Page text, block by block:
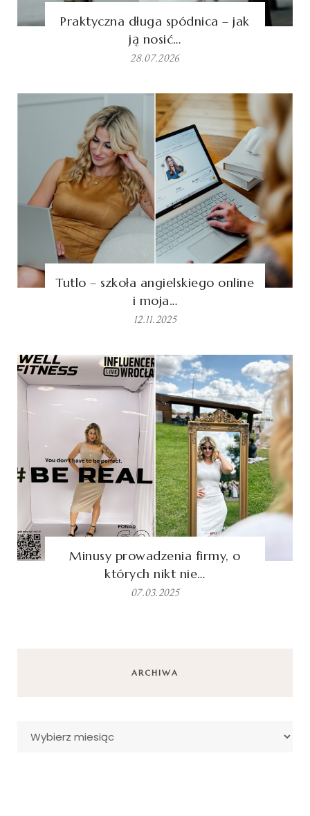
Praktyczna długa spódnica – jak
ją nosić…
28.07.2026
Tutlo – szkoła angielskiego online
i moja…
12.11.2025
Minusy prowadzenia firmy, o
których nikt nie…
07.03.2025
ARCHIWA